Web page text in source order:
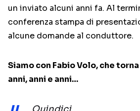
un inviato alcuni anni fa. Al
conferenza stampa di
alcune domande al conduttore.
Siamo con Fabio Volo, che
anni, anni e anni…